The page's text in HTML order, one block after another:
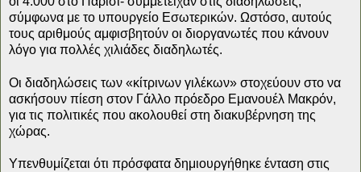
σύμφωνα με το υπουργείο Εσωτερικών. Ωστόσο, αυτούς
τους αριθμούς αμφισβητούν οι διοργανωτές που κάνουν
λόγο για πολλές χιλιάδες διαδηλωτές.
Οι διαδηλώσεις των «κίτρινων γιλέκων» στοχεύουν στο να
ασκήσουν πίεση στον Γάλλο πρόεδρο Εμανουέλ Μακρόν,
για τις πολιτικές που ακολουθεί στη διακυβέρνηση της
χώρας.
Υπενθυμίζεται ότι πρόσφατα δημιουργήθηκε ένταση στις